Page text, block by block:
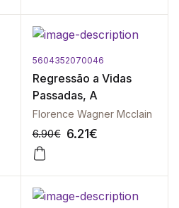
5604352070046
Regressão a Vidas
Passadas, A
Florence Wagner Mcclain
6.90€ 6.21€